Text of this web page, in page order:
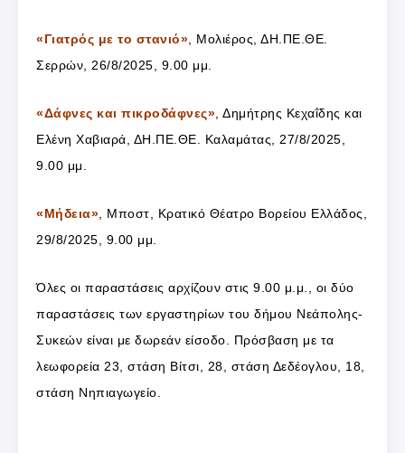
«Γιατρός με το στανιό», Μολιέρος, ΔΗ.ΠΕ.ΘΕ.
Σερρών, 26/8/2025, 9.00 μμ.
«Δάφνες και πικροδάφνες», Δημήτρης Κεχαΐδης και
Ελένη Χαβιαρά, ΔΗ.ΠΕ.ΘΕ. Καλαμάτας, 27/8/2025,
9.00 μμ.
«Μήδεια», Μποστ, Κρατικό Θέατρο Βορείου Ελλάδος,
29/8/2025, 9.00 μμ.
Όλες οι παραστάσεις αρχίζουν στις 9.00 μ.μ., οι δύο
παραστάσεις των εργαστηρίων του δήμου Νεάπολης-
Συκεών είναι με δωρεάν είσοδο. Πρόσβαση με τα
λεωφορεία 23, στάση Βίτσι, 28, στάση Δεδέογλου, 18,
στάση Νηπιαγωγείο.